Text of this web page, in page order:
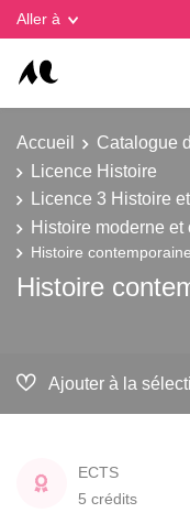
Aller à
Accueil Catalogue
Licence Histoire
Licence 3 Histoire
Histoire moderne et
Histoire
Histoire
Ajouter à la
ECTS
5 crédits
Gestion des cookies